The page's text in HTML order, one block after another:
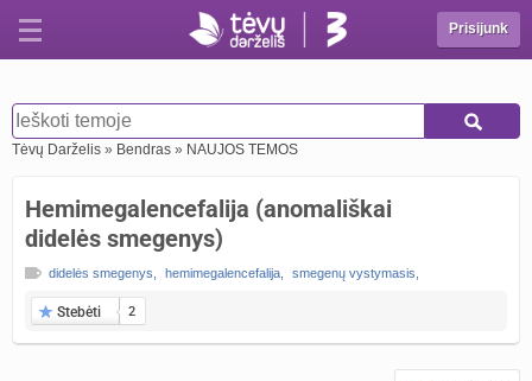
Prisijunk
Tėvų Darželis » Bendras » NAUJOS TEMOS
Hemimegalencefalija (anomališkai
didelės smegenys)
didelės smegenys hemimegalencefalija smegenų vystymasis
Stebėti 2